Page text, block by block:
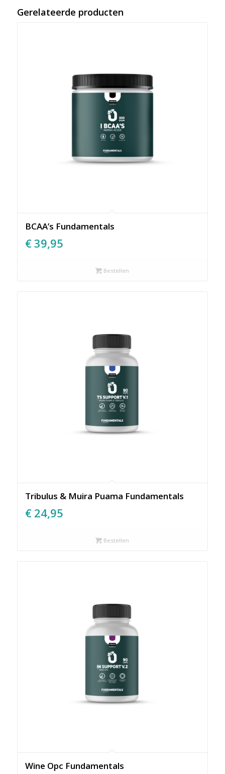
Gerelateerde producten
BCAA’s Fundamentals
€39,95
Bestellen
Tribulus & Muira Puama Fundamentals
€ 24,95
Bestellen
Wine Opc Fundamentals